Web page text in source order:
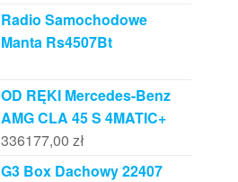
Radio Samochodowe
Manta Rs4507Bt
OD RĘKI Mercedes-Benz
AMG CLA 45 S 4MATIC+
336177,00 zł
G3 Box Dachowy 22407